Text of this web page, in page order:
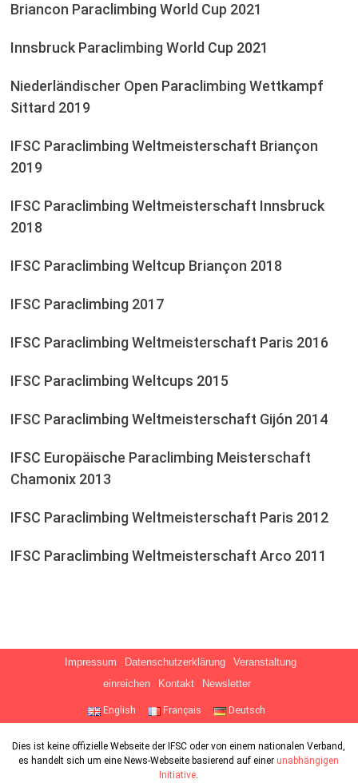
Briancon Paraclimbing World Cup 2021
Innsbruck Paraclimbing World Cup 2021
Niederländischer Open Paraclimbing Wettkampf
Sittard 2019
IFSC Paraclimbing Weltmeisterschaft Briançon
2019
IFSC Paraclimbing Weltmeisterschaft Innsbruck
2018
IFSC Paraclimbing Weltcup Briançon 2018
IFSC Paraclimbing 2017
IFSC Paraclimbing Weltmeisterschaft Paris 2016
IFSC Paraclimbing Weltcups 2015
IFSC Paraclimbing Weltmeisterschaft Gijón 2014
IFSC Europäische Paraclimbing Meisterschaft
Chamonix 2013
IFSC Paraclimbing Weltmeisterschaft Paris 2012
IFSC Paraclimbing Weltmeisterschaft Arco 2011
Impressum Datenschutzerklärung
Veranstaltung
einreichen
Kontakt Newsletter
English Français Deutsch
Dies ist keine offizielle Webseite der IFSC oder von einem nationalen Verband,
es handelt sich um eine News-Webseite basierend auf einer unabhängigen
Initiative.